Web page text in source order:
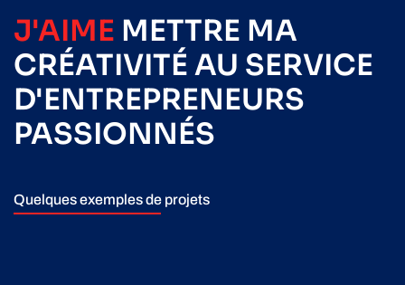
J'AIME METTRE MA
CRÉATIVITÉ AU SERVICE
D'ENTREPRENEURS
PASSIONNÉS
Quelques exemples de projets